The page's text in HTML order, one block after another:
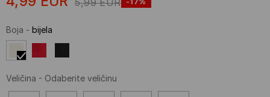
5,99 EUR
Boja - bijela
Veličina - Odaberite veličinu